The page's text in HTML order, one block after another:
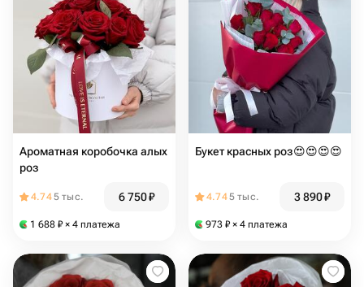
Ароматная коробочка алых
роз
4.745 тыс. 6 750₽
1 688 ₽ × 4 платежа
Букет красных роз😍😍😍😍
4.745 тыс. 3 890₽
973 ₽ × 4 платежа